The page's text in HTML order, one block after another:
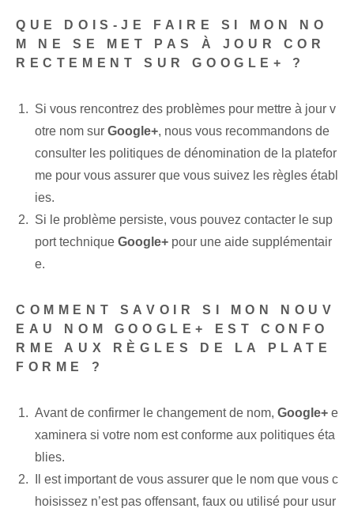
QUE DOIS-JE FAIRE SI MON NO
M NE SE MET PAS À JOUR COR
RECTEMENT SUR GOOGLE+ ?
Si vous rencontrez des problèmes pour mettre à jour v
otre nom sur Google+, nous vous recommandons de
consulter les politiques de dénomination de la platefor
me pour vous assurer que vous suivez les règles établ
ies.
Si le problème persiste, vous pouvez contacter le sup
port technique Google+ pour une aide supplémentair
e.
COMMENT SAVOIR SI MON NOUV
EAU NOM GOOGLE+ EST CONFO
RME AUX RÈGLES DE LA PLATE
FORME ?
Avant de confirmer le changement de nom, Google+ e
xaminera si votre nom est conforme aux politiques éta
blies.
Il est important de vous assurer que le nom que vous c
hoisissez n’est pas offensant, faux ou utilisé pour usur